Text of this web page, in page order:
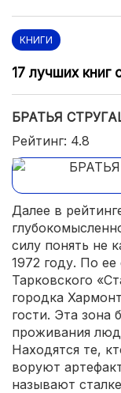
КНИГИ
17 лучших книг
БРАТЬЯ
Рейтинг: 4.8
Далее в
силу понять не
1972 году. По
Тарковского
городка
гости. Эта зона
проживания
Находятся те,
воруют
называют